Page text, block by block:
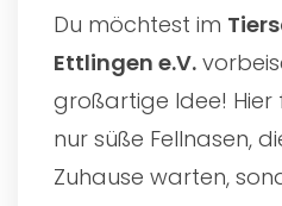
Du möchtest im
Ettlingen e.V.
großartige Idee! Hier
nur süße Fellnasen,
Zuhause warten,